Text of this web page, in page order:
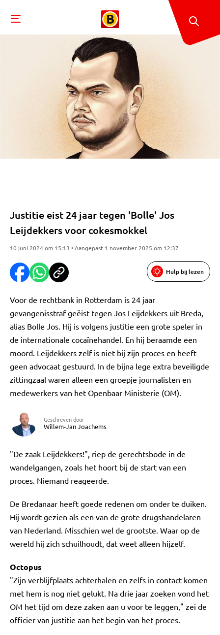
Justitie eist 24 jaar tegen 'Bolle' Jos
Leijdekkers voor cokesmokkel
10 juni 2024 om 15:13 • Aangepast 1 november 2025 om 12:37
Hulp bij lezen
Voor de rechtbank in Rotterdam is 24 jaar
gevangenisstraf geëist tegen Jos Leijdekkers uit Breda,
alias Bolle Jos. Hij is volgens justitie een grote speler in
de internationale cocaïnehandel. En hij beraamde een
moord. Leijdekkers zelf is niet bij zijn proces en heeft
geen advocaat gestuurd. In de bijna lege extra beveiligde
zittingzaal waren alleen een groepje journalisten en
medewerkers van het Openbaar Ministerie (OM).
Geschreven door
Willem-Jan Joachems
"De zaak Leijdekkers!", riep de gerechtsbode in de
wandelgangen, zoals het hoort bij de start van een
proces. Niemand reageerde.
De Bredanaar heeft goede redenen om onder te duiken.
Hij wordt gezien als een van de grote drugshandelaren
van Nederland. Misschien wel de grootste. Waar op de
wereld hij zich schuilhoudt, dat weet alleen hijzelf.
Octopus
"Zijn verblijfplaats achterhalen en zelfs in contact komen
met hem is nog niet gelukt. Na drie jaar zoeken vond het
OM het tijd om deze zaken aan u voor te leggen," zei de
officier van justitie aan het begin van het proces.